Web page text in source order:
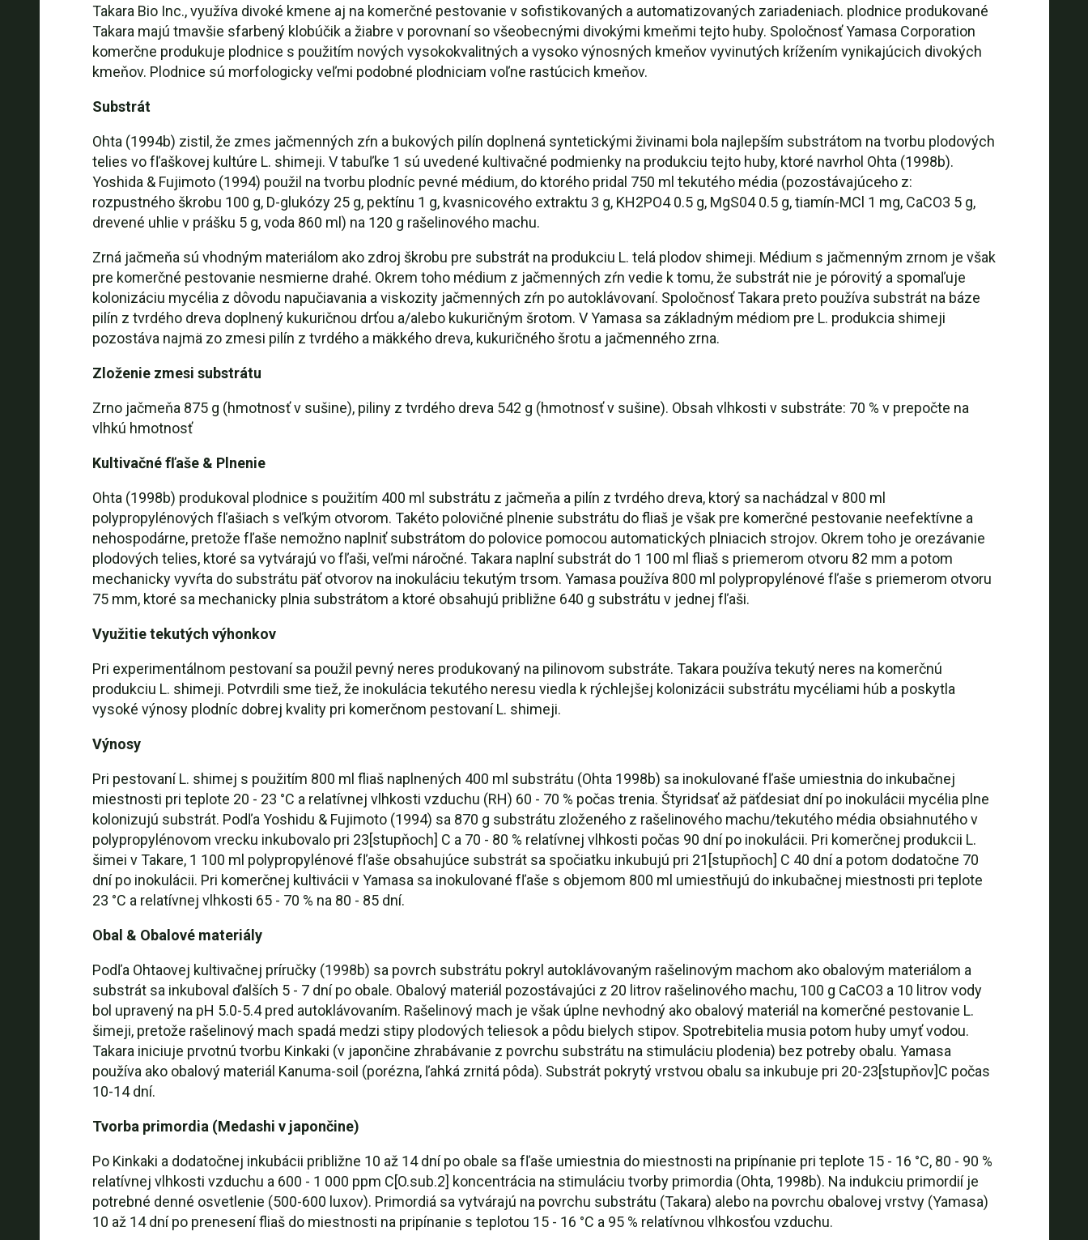
Takara Bio Inc., využíva divoké kmene aj na komerčné pestovanie v sofistikovaných a automatizovaných zariadeniach. plodnice produkované
Takara majú tmavšie sfarbený klobúčik a žiabre v porovnaní so všeobecnými divokými kmeňmi tejto huby. Spoločnosť Yamasa Corporation
komerčne produkuje plodnice s použitím nových vysokokvalitných a vysoko výnosných kmeňov vyvinutých krížením vynikajúcich divokých
kmeňov. Plodnice sú morfologicky veľmi podobné plodniciam voľne rastúcich kmeňov.
Substrát
Ohta (1994b) zistil, že zmes jačmenných zŕn a bukových pilín doplnená syntetickými živinami bola najlepším substrátom na tvorbu plodových
telies vo fľaškovej kultúre L. shimeji. V tabuľke 1 sú uvedené kultivačné podmienky na produkciu tejto huby, ktoré navrhol Ohta (1998b).
Yoshida & Fujimoto (1994) použil na tvorbu plodníc pevné médium, do ktorého pridal 750 ml tekutého média (pozostávajúceho z:
rozpustného škrobu 100 g, D-glukózy 25 g, pektínu 1 g, kvasnicového extraktu 3 g, KH2PO4 0.5 g, MgS04 0.5 g, tiamín-MCl 1 mg, CaCO3 5 g,
drevené uhlie v prášku 5 g, voda 860 ml) na 120 g rašelinového machu.
Zrná jačmeňa sú vhodným materiálom ako zdroj škrobu pre substrát na produkciu L. telá plodov shimeji. Médium s jačmenným zrnom je však
pre komerčné pestovanie nesmierne drahé. Okrem toho médium z jačmenných zŕn vedie k tomu, že substrát nie je pórovitý a spomaľuje
kolonizáciu mycélia z dôvodu napučiavania a viskozity jačmenných zŕn po autoklávovaní. Spoločnosť Takara preto používa substrát na báze
pilín z tvrdého dreva doplnený kukuričnou drťou a/alebo kukuričným šrotom. V Yamasa sa základným médiom pre L. produkcia shimeji
pozostáva najmä zo zmesi pilín z tvrdého a mäkkého dreva, kukuričného šrotu a jačmenného zrna.
Zloženie zmesi substrátu
Zrno jačmeňa 875 g (hmotnosť v sušine), piliny z tvrdého dreva 542 g (hmotnosť v sušine). Obsah vlhkosti v substráte: 70 % v prepočte na
vlhkú hmotnosť
Kultivačné fľaše & Plnenie
Ohta (1998b) produkoval plodnice s použitím 400 ml substrátu z jačmeňa a pilín z tvrdého dreva, ktorý sa nachádzal v 800 ml
polypropylénových fľašiach s veľkým otvorom. Takéto polovičné plnenie substrátu do fliaš je však pre komerčné pestovanie neefektívne a
nehospodárne, pretože fľaše nemožno naplniť substrátom do polovice pomocou automatických plniacich strojov. Okrem toho je orezávanie
plodových telies, ktoré sa vytvárajú vo fľaši, veľmi náročné. Takara naplní substrát do 1 100 ml fliaš s priemerom otvoru 82 mm a potom
mechanicky vyvŕta do substrátu päť otvorov na inokuláciu tekutým trsom. Yamasa používa 800 ml polypropylénové fľaše s priemerom otvoru
75 mm, ktoré sa mechanicky plnia substrátom a ktoré obsahujú približne 640 g substrátu v jednej fľaši.
Využitie tekutých výhonkov
Pri experimentálnom pestovaní sa použil pevný neres produkovaný na pilinovom substráte. Takara používa tekutý neres na komerčnú
produkciu L. shimeji. Potvrdili sme tiež, že inokulácia tekutého neresu viedla k rýchlejšej kolonizácii substrátu mycéliami húb a poskytla
vysoké výnosy plodníc dobrej kvality pri komerčnom pestovaní L. shimeji.
Výnosy
Pri pestovaní L. shimej s použitím 800 ml fliaš naplnených 400 ml substrátu (Ohta 1998b) sa inokulované fľaše umiestnia do inkubačnej
miestnosti pri teplote 20 - 23 °C a relatívnej vlhkosti vzduchu (RH) 60 - 70 % počas trenia. Štyridsať až päťdesiat dní po inokulácii mycélia plne
kolonizujú substrát. Podľa Yoshidu & Fujimoto (1994) sa 870 g substrátu zloženého z rašelinového machu/tekutého média obsiahnutého v
polypropylénovom vrecku inkubovalo pri 23[stupňoch] C a 70 - 80 % relatívnej vlhkosti počas 90 dní po inokulácii. Pri komerčnej produkcii L.
šimei v Takare, 1 100 ml polypropylénové fľaše obsahujúce substrát sa spočiatku inkubujú pri 21[stupňoch] C 40 dní a potom dodatočne 70
dní po inokulácii. Pri komerčnej kultivácii v Yamasa sa inokulované fľaše s objemom 800 ml umiestňujú do inkubačnej miestnosti pri teplote
23 °C a relatívnej vlhkosti 65 - 70 % na 80 - 85 dní.
Obal & Obalové materiály
Podľa Ohtaovej kultivačnej príručky (1998b) sa povrch substrátu pokryl autoklávovaným rašelinovým machom ako obalovým materiálom a
substrát sa inkuboval ďalších 5 - 7 dní po obale. Obalový materiál pozostávajúci z 20 litrov rašelinového machu, 100 g CaCO3 a 10 litrov vody
bol upravený na pH 5.0-5.4 pred autoklávovaním. Rašelinový mach je však úplne nevhodný ako obalový materiál na komerčné pestovanie L.
šimeji, pretože rašelinový mach spadá medzi stipy plodových teliesok a pôdu bielych stipov. Spotrebitelia musia potom huby umyť vodou.
Takara iniciuje prvotnú tvorbu Kinkaki (v japončine zhrabávanie z povrchu substrátu na stimuláciu plodenia) bez potreby obalu. Yamasa
používa ako obalový materiál Kanuma-soil (porézna, ľahká zrnitá pôda). Substrát pokrytý vrstvou obalu sa inkubuje pri 20-23[stupňov]C počas
10-14 dní.
Tvorba primordia (Medashi v japončine)
Po Kinkaki a dodatočnej inkubácii približne 10 až 14 dní po obale sa fľaše umiestnia do miestnosti na pripínanie pri teplote 15 - 16 °C, 80 - 90 %
relatívnej vlhkosti vzduchu a 600 - 1 000 ppm C[O.sub.2] koncentrácia na stimuláciu tvorby primordia (Ohta, 1998b). Na indukciu primordií je
potrebné denné osvetlenie (500-600 luxov). Primordiá sa vytvárajú na povrchu substrátu (Takara) alebo na povrchu obalovej vrstvy (Yamasa)
10 až 14 dní po prenesení fliaš do miestnosti na pripínanie s teplotou 15 - 16 °C a 95 % relatívnou vlhkosťou vzduchu.